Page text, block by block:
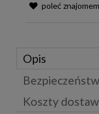
poleć
Opis
Koszty
Cena nie zawiera